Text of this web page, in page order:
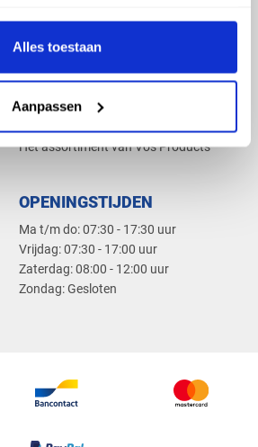
Alles toestaan
Aanpassen
PRODUCTCATALOGUS 2026
Het assortiment van Vos Products
OPENINGSTIJDEN
Ma t/m do: 07:30 - 17:30 uur
​Vrijdag: 07:30 - 17:00 uur
​Zaterdag: 08:00 - 12:00 uur
​Zondag: Gesloten